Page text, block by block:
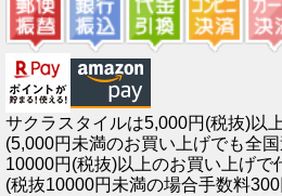
サクラスタイルは5,000円(税抜)以
(5,000円未満のお買い上げでも全
10000円(税抜)以上のお買い上げで
(税抜10000円未満の場合手数料